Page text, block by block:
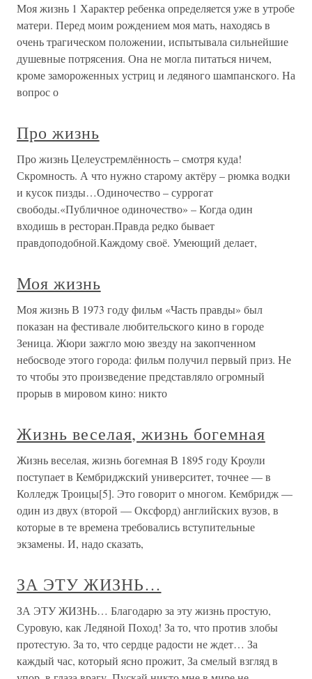
Моя жизнь 1 Характер ребенка определяется уже в утробе
матери. Перед моим рождением моя мать, находясь в
очень трагическом положении, испытывала сильнейшие
душевные потрясения. Она не могла питаться ничем,
кроме замороженных устриц и ледяного шампанского. На
вопрос о
Про жизнь
Про жизнь Целеустремлённость – смотря куда!
Скромность. А что нужно старому актёру – рюмка водки
и кусок пизды…Одиночество – суррогат
свободы.«Публичное одиночество» – Когда один
входишь в ресторан.Правда редко бывает
правдоподобной.Каждому своё. Умеющий делает,
Моя жизнь
Моя жизнь В 1973 году фильм «Часть правды» был
показан на фестивале любительского кино в городе
Зеница. Жюри зажгло мою звезду на закопченном
небосводе этого города: фильм получил первый приз. Не
то чтобы это произведение представляло огромный
прорыв в мировом кино: никто
Жизнь веселая, жизнь богемная
Жизнь веселая, жизнь богемная В 1895 году Кроули
поступает в Кембриджский университет, точнее — в
Колледж Троицы[5]. Это говорит о многом. Кембридж —
один из двух (второй — Оксфорд) английских вузов, в
которые в те времена требовались вступительные
экзамены. И, надо сказать,
ЗА ЭТУ ЖИЗНЬ…
ЗА ЭТУ ЖИЗНЬ… Благодарю за эту жизнь простую,
Суровую, как Ледяной Поход! За то, что против злобы
протестую. За то, что сердце радости не ждет… За
каждый час, который ясно прожит, За смелый взгляд в